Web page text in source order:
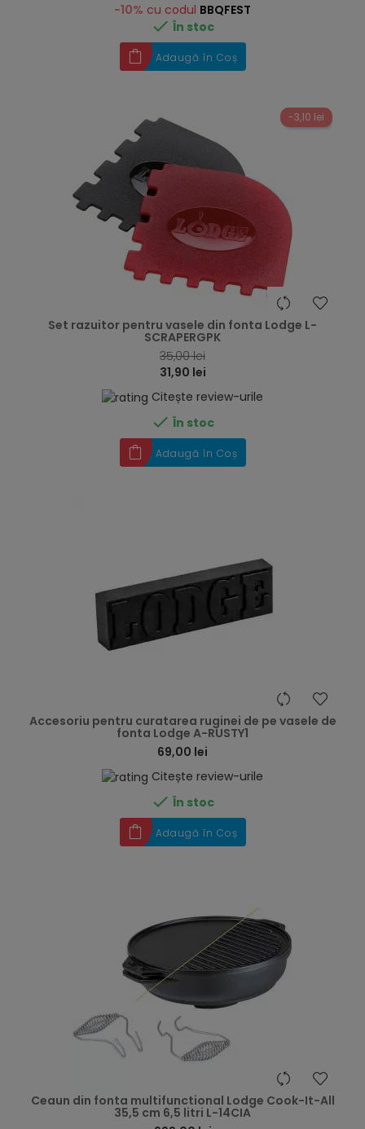
-10% cu codul BBQFEST
 În stoc
Adaugă în Coș
-3,10 lei
Set razuitor pentru vasele din fonta Lodge L-
SCRAPERGPK
35,00 lei
31,90 lei
Citește review-urile
 În stoc
Adaugă în Coș
Accesoriu pentru curatarea ruginei de pe vasele de
fonta Lodge A-RUSTY1
69,00 lei
Citește review-urile
 În stoc
Adaugă în Coș
Ceaun din fonta multifunctional Lodge Cook-It-All
35,5 cm 6,5 litri L-14CIA